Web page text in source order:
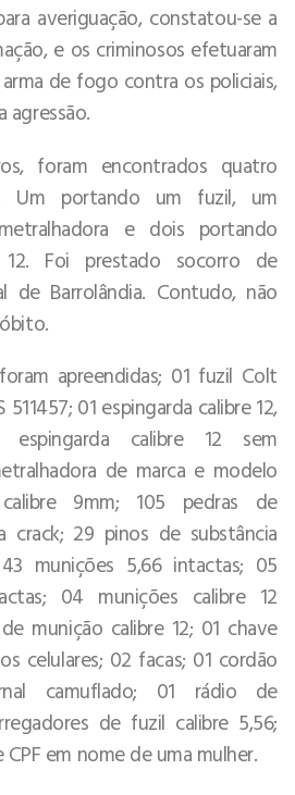
averiguação, constatou-se a
e os criminosos efetuaram
de fogo contra os policiais,
agressão.
foram encontrados quatro
Um portando um fuzil, um
e dois portando
12. Foi prestado socorro de
de Barrolândia. Contudo, não
apreendidas; 01 fuzil Colt
511457; 01 espingarda calibre 12,
espingarda calibre 12 sem
de marca e modelo
9mm; 105 pedras de
crack; 29 pinos de substância
munições 5,66 intactas; 05
04 munições calibre 12
munição calibre 12; 01 chave
celulares; 02 facas; 01 cordão
camuflado; 01 rádio de
de fuzil calibre 5,56;
em nome de uma mulher.